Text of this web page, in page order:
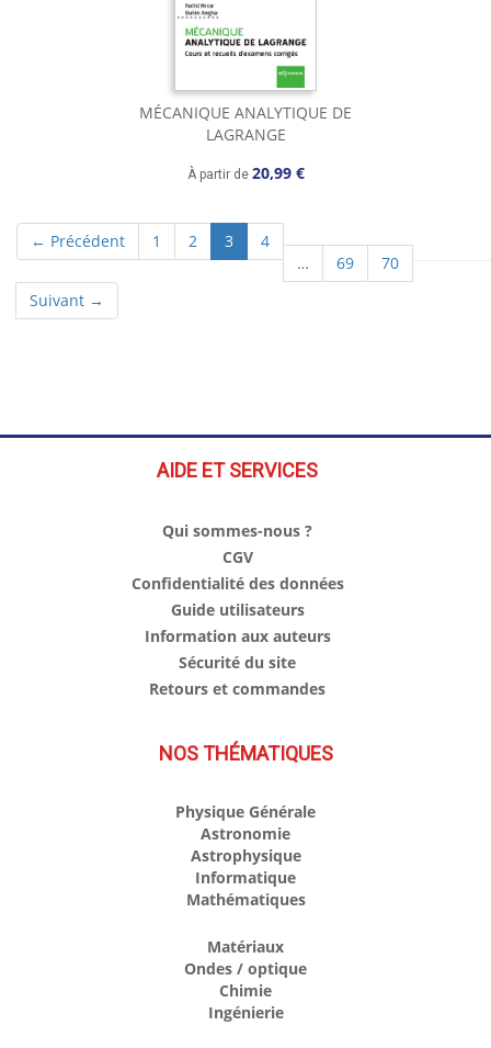
MÉCANIQUE ANALYTIQUE DE
LAGRANGE
À partir de 20,99 €
← Précédent 1 2 3(current)
4
…
69
70
Suivant →
AIDE ET SERVICES
Qui sommes-nous ?
CGV
Confidentialité des données
Guide utilisateurs
Information aux auteurs
Sécurité du site
Retours et commandes
NOS THÉMATIQUES
Physique Générale
Astronomie
Astrophysique
Informatique
Mathématiques
Matériaux
Ondes / optique
Chimie
Ingénierie